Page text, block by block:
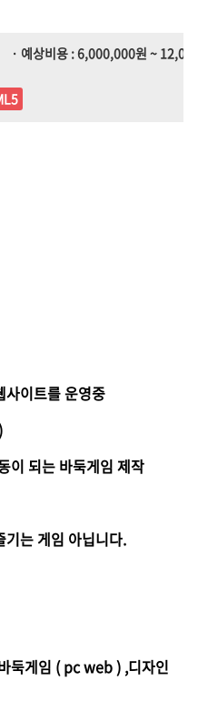
· 예상비용 : 6,000,000원 ~
사이트를 운영중
이 되는 바둑게임 제작
는 게임 아닙니다.
둑게임 ( pc web ) ,디자인